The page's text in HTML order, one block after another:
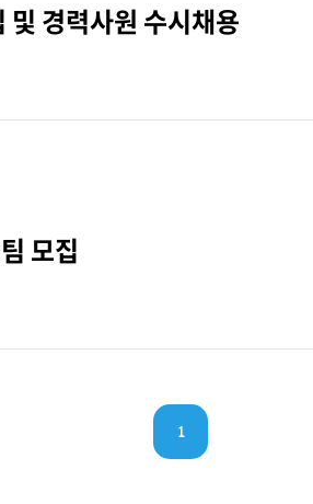
경력사원 수시채용
모집
1